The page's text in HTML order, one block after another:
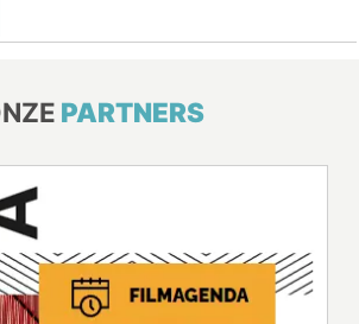
PARTNERS